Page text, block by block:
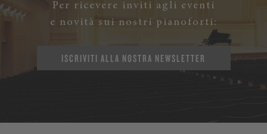
Per ricevere inviti agli eventi
e novità sui nostri pianoforti:
ISCRIVITI ALLA NOSTRA NEWSLETTER